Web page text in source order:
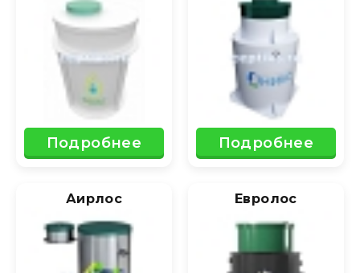
Подробнее Подробнее
Аирлос Евролос